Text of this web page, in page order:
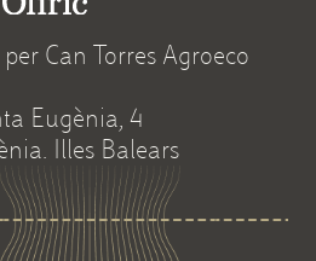
Can Torres Agroeco
Eugènia, 4
Illes Balears